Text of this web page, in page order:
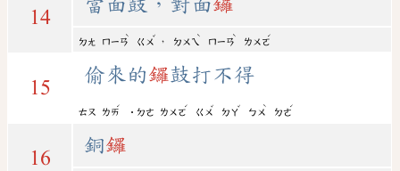
14
當面鼓，對面鑼
ㄉㄤ ㄇㄧㄢ
ˋ
ㄍㄨ
ˇ
， ㄉㄨㄟ
ˋ
ㄇㄧㄢ
ˋ
ㄌㄨㄛ
ˊ
15
偷來的鑼鼓打不得
ㄊㄡ ㄌㄞ
ˊ
˙ㄉㄜ ㄌㄨㄛ
ˊ
ㄍㄨ
ˇ
ㄉㄚ
ˇ
ㄅㄨ
ˋ
ㄉㄜ
ˊ
16
銅鑼